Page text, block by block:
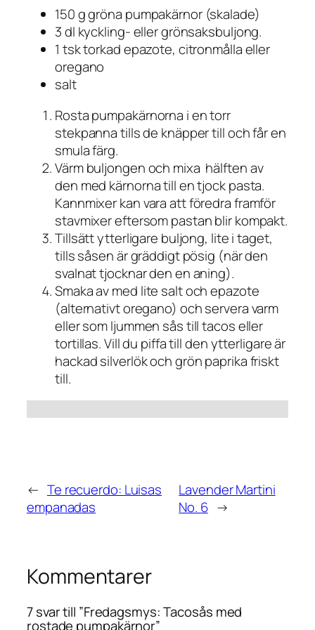
150 g gröna pumpakärnor (skalade)
3 dl kyckling- eller grönsaksbuljong.
1 tsk torkad epazote, citronmålla eller
oregano
salt
Rosta pumpakärnorna i en torr
stekpanna tills de knäpper till och får en
smula färg.
Värm buljongen och mixa hälften av
den med kärnorna till en tjock pasta.
Kannmixer kan vara att föredra framför
stavmixer eftersom pastan blir kompakt.
Tillsätt ytterligare buljong, lite i taget,
tills såsen är gräddigt pösig (när den
svalnat tjocknar den en aning).
Smaka av med lite salt och epazote
(alternativt oregano) och servera varm
eller som ljummen sås till tacos eller
tortillas. Vill du piffa till den ytterligare är
hackad silverlök och grön paprika friskt
till.
← Te recuerdo: Luisas
empanadas
Lavender Martini
No. 6 →
Kommentarer
7 svar till ”Fredagsmys: Tacosås med
rostade pumpakärnor”